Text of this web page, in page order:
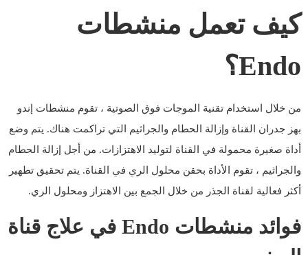
كيف تعمل منشطات
Endo؟
من خلال استخدام تقنية الموجات فوق الصوتية ، تقوم منشطات إندو
بهز جدران القناة وإزالة الحطام والجراثيم التي تراكمت هناك. يتم وضع
أداة صغيرة محمولة في القناة لتوليد الاهتزازات. من أجل إزالة الحطام
والجراثيم ، تقوم الأداة بحقن محلول الري في القناة. يتم تحقيق تطهير
أكثر فعالية لقناة الجذر من خلال الجمع بين الاهتزاز ومحلول الري.
فوائد منشطات Endo في علاج قناة